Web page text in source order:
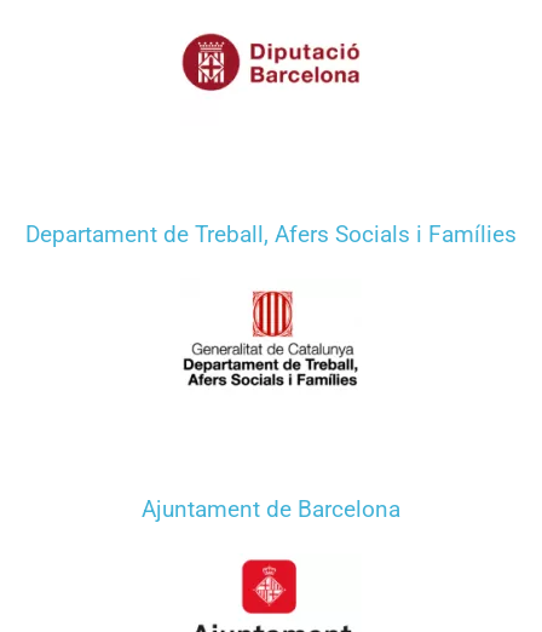
Departament de Treball, Afers Socials i Famílies
Ajuntament de Barcelona